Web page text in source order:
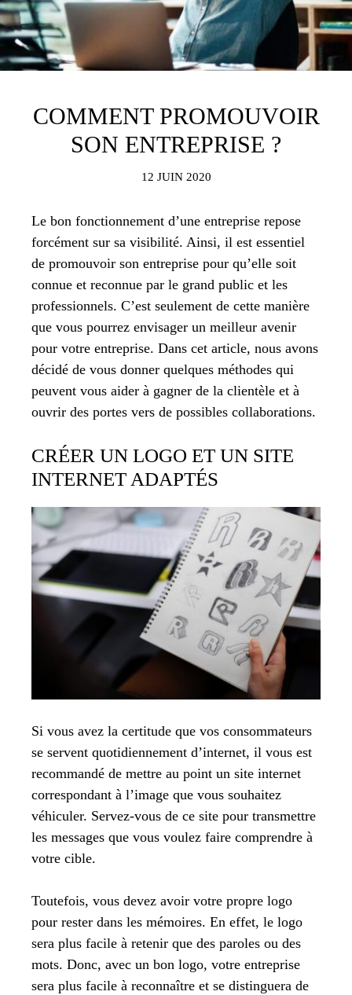
COMMENT PROMOUVOIR
SON ENTREPRISE ?
12 JUIN 2020
Le bon fonctionnement d’une entreprise repose
forcément sur sa visibilité. Ainsi, il est essentiel
de promouvoir son entreprise pour qu’elle soit
connue et reconnue par le grand public et les
professionnels. C’est seulement de cette manière
que vous pourrez envisager un meilleur avenir
pour votre entreprise. Dans cet article, nous avons
décidé de vous donner quelques méthodes qui
peuvent vous aider à gagner de la clientèle et à
ouvrir des portes vers de possibles collaborations.
CRÉER UN LOGO ET UN SITE
INTERNET ADAPTÉS
Si vous avez la certitude que vos consommateurs
se servent quotidiennement d’internet, il vous est
recommandé de mettre au point un site internet
correspondant à l’image que vous souhaitez
véhiculer. Servez-vous de ce site pour transmettre
les messages que vous voulez faire comprendre à
votre cible.
Toutefois, vous devez avoir votre propre logo
pour rester dans les mémoires. En effet, le logo
sera plus facile à retenir que des paroles ou des
mots. Donc, avec un bon logo, votre entreprise
sera plus facile à reconnaître et se distinguera de